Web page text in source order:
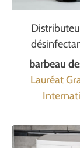
barbeau
Lauréat